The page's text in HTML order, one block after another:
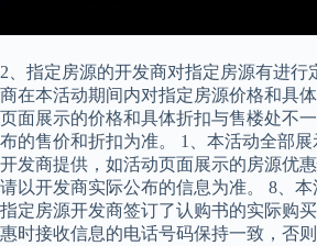
2、指定房源的开发商对指定房源有进行
商在本活动期间内对指定房源价格和具
页面展示的价格和具体折扣与售楼处不
布的售价和折扣为准。 1、本活动全部
开发商提供，如活动页面展示的房源优
请以开发商实际公布的信息为准。 8、
指定房源开发商签订了认购书的实际购
惠时接收信息的电话号码保持一致，否